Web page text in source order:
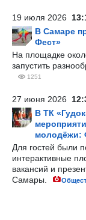
19 июля 2026
В Самаре
Фест»
На площадке
запустить
1251
27 июня 2026
В ТК
Для гостей были
интерактивные
вакансий и
Самары.